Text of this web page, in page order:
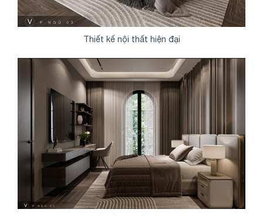
Thiết kế nội thất hiện đại